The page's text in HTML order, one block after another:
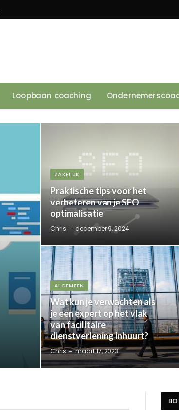
Loopbaan coaching
ZAKELIJK
Praktische tips voor het
verbeteren van je SEO
optimalisatie
Chris december 9, 2024
ALGEMEEN
Wat kun je verwachten als
je een expert op het vlak
van facilitaire
dienstverlening inhuurt?
Chris maart 17, 2023